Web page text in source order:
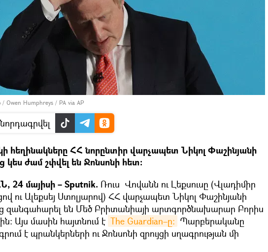
Owen Humphreys / PA via AP
հեղինակները ՀՀ նորընտիր վարչապետ Նիկոլ Փաշինյանի
կես ժամ շփվել են Ջոնսոնի հետ։
24 մայիսի – Sputnik. Ռուս Վովանն ու Լեքսուսը (Վլադիմիր
ու Ալեքսեյ Ստոլյարով) ՀՀ վարչապետ Նիկոլ Փաշինյանի
զանգահարել են Մեծ Բրիտանիայի արտգործնախարար Բորիս
Այս մասին հայտնում է The Guardian–ը։ Պարբերականը
է պրանկերների ու Ջոնսոնի զրույցի սղագրության մի